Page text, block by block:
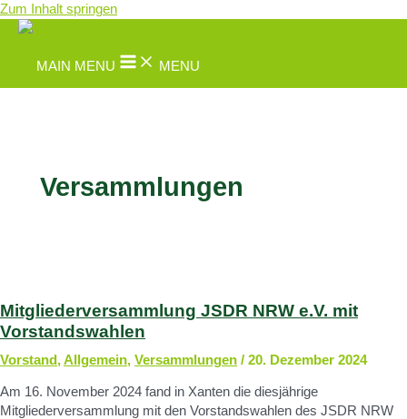
Zum Inhalt springen
MAIN MENU MENU
Versammlungen
Mitgliederversammlung JSDR NRW e.V. mit
Vorstandswahlen
Vorstand ,Allgemein, Versammlungen / 20. Dezember 2024
Am 16. November 2024 fand in Xanten die diesjährige
Mitgliederversammlung mit den Vorstandswahlen des JSDR NRW